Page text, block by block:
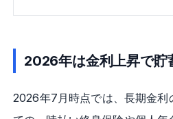
2026年は金利上昇で貯
2026年7月時点では、長期金利